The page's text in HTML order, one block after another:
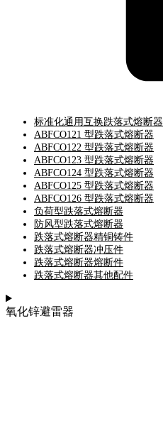
标准化通用互换跌落式熔断器
ABFCO121 型跌落式熔断器
ABFCO122 型跌落式熔断器
ABFCO123 型跌落式熔断器
ABFCO124 型跌落式熔断器
ABFCO125 型跌落式熔断器
ABFCO126 型跌落式熔断器
负荷型跌落式熔断器
防风型跌落式熔断器
跌落式熔断器精铜铸件
跌落式熔断器冲压件
跌落式熔断器熔断件
跌落式熔断器其他配件
氧化锌避雷器